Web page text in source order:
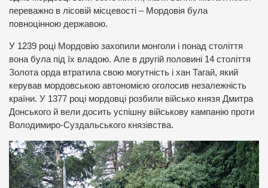
переважно в лісовій місцевості – Мордовія була
повноцінною державою.
У 1239 році Мордовію захопили монголи і понад століття
вона була під їх владою. Але в другій половині 14 століття
Золота орда втратила свою могутність і хан Тагай, який
керував мордовською автономією оголосив незалежність
країни. У 1377 році мордовці розбили військо князя Дмитра
Донського й вели досить успішну військову кампанію проти
Володимиро-Суздальського князівства.